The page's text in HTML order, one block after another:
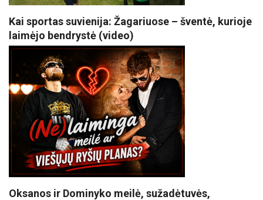
Kai sportas suvienija: Žagariuose – šventė, kurioje
laimėjo bendrystė (video)
Oksanos ir Dominyko meilė, sužadėtuvės,